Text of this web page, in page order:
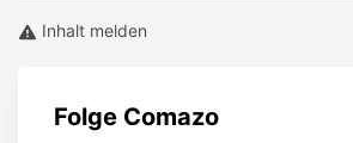
Inhalt melden
Folge Comazo